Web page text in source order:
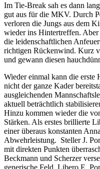
Im Tie-Break sah es dann
gut aus für die MKV. Durch
verloren die Jungs aus dem
wieder ins Hintertreffen.
die leidenschaftlichen
richtigen Rückenwind. Kurz
und gewann diesen
Wieder einmal kann die
nicht der ganze Kader
ausgleichenden
aktuell beträchtlich
Hinzu kommen wieder die
Stärken. Als erstes brillierte
einer überaus konstanten
Abwehrleistung. Steller J.
mit direkten Punkten
Beckmann und Scherzer
generische Feld. Libero E.